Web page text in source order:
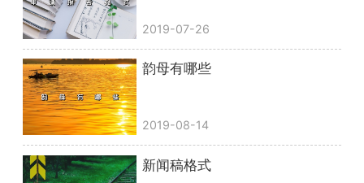
2019-07-26
韵母有哪些
2019-08-14
新闻稿格式